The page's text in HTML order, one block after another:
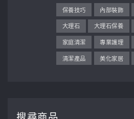
保養技巧 內部裝飾
大理石 大理石保養
家庭清潔 專業護理
清潔產品 美化家居